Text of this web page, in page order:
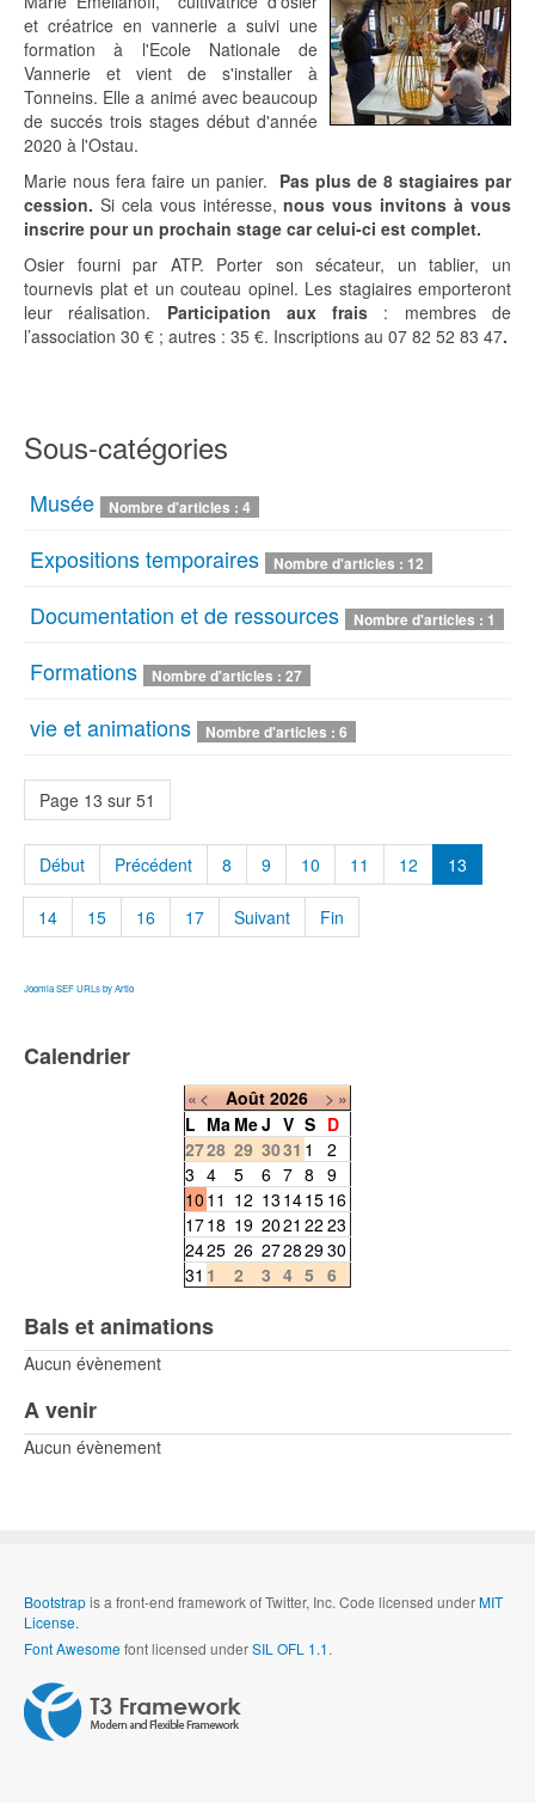
et créatrice en vannerie a suivi une
formation à l'Ecole Nationale de
Vannerie et vient de s'installer à
Tonneins. Elle a animé avec beaucoup
de succés trois stages début d'année
2020 à l'Ostau.
Marie nous fera faire un panier. Pas plus de 8 stagiaires par
cession. Si cela vous intéresse, nous vous invitons à vous
inscrire pour un prochain stage car celui-ci est complet.
Osier fourni par ATP. Porter son sécateur, un tablier, un
tournevis plat et un couteau opinel. Les stagiaires emporteront
leur réalisation. Participation aux frais : membres de
l’association 30 € ; autres : 35 €. Inscriptions au 07 82 52 83 47.
Sous-catégories
Musée Nombre d'articles : 4
Expositions temporaires Nombre d'articles : 12
Documentation et de ressources Nombre d'articles : 1
Formations Nombre d'articles : 27
vie et animations Nombre d'articles : 6
Page 13 sur 51
Début Précédent 8 9 10 11 12 13
14 15 16 17 Suivant Fin
Joomla SEF URLs by Artio
Calendrier
«< Août 2026 >»
L Ma MeJ V S D
2728 29 3031 1
2
3 4 5 6 7 8 9
10 11 12 13 1415 16
1718 19 2021 22 23
2425 26 27282930
31 1 2 3 4 5 6
Bals et animations
Aucun évènement
A venir
Aucun évènement
Bootstrapis a front-end framework of Twitter, Inc. Code licensed underMIT
License.
Font Awesomefont licensed underSIL OFL 1.1.